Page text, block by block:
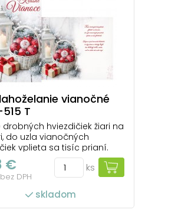
vianočné
T
drobných hviezdičiek žiari na
do uzla vianočných
vplieta sa tisíc prianí.
si pod stromček úsmev, čo
a rany hojí, kus dobrej
veď to všetko tak
€
DPH
ks
skladom